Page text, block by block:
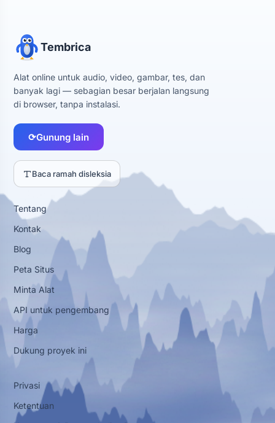
Tembrica
Alat online untuk audio, video, gambar, tes, dan
banyak lagi — sebagian besar berjalan langsung
di browser, tanpa instalasi.
⟳Gunung lain
Baca ramah disleksia
Tentang
Kontak
Blog
Peta Situs
Minta Alat
API untuk pengembang
Harga
Dukung proyek ini
Privasi
Ketentuan